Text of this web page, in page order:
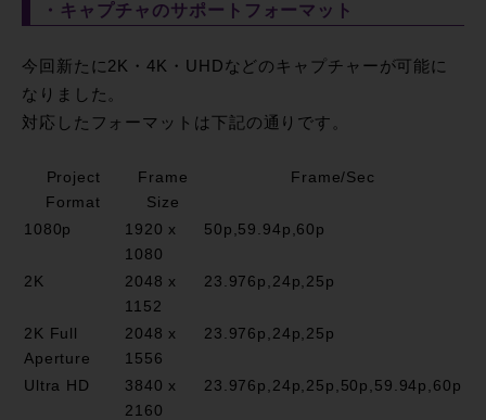
・キャプチャのサポートフォーマット
今回新たに2K・4K・UHDなどのキャプチャーが可能に
なりました。
対応したフォーマットは下記の通りです。
Project
Format
Frame
Size
Frame/Sec
1080p
1920 x
1080
50p,59.94p,60p
2K
2048 x
1152
23.976p,24p,25p
2K Full
Aperture
2048 x
1556
23.976p,24p,25p
Ultra HD
3840 x
2160
23.976p,24p,25p,50p,59.94p,60p